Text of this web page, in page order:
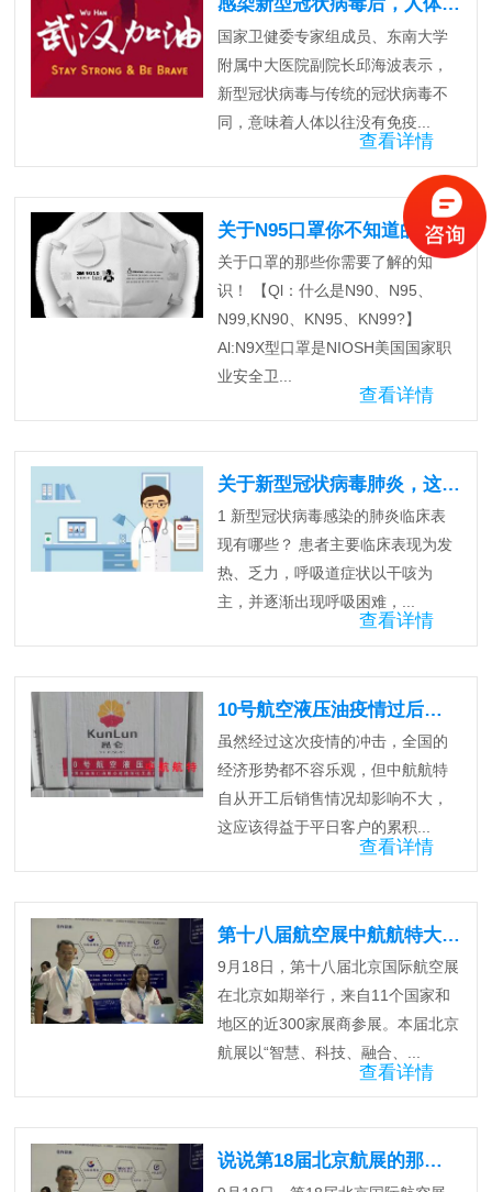
感染新型冠状病毒后，人体能否自愈？
国家卫健委专家组成员、东南大学
附属中大医院副院长邱海波表示，
新型冠状病毒与传统的冠状病毒不
同，意味着人体以往没有免疫...
查看详情
关于N95口罩你不知道的那些事
关于口罩的那些你需要了解的知
识！ 【Ql：什么是N90、N95、
N99,KN90、KN95、KN99?】
Al:N9X型口罩是NIOSH美国国家职
业安全卫...
查看详情
关于新型冠状病毒肺炎，这七点请牢记！
1 新型冠状病毒感染的肺炎临床表
现有哪些？ 患者主要临床表现为发
热、乏力，呼吸道症状以干咳为
主，并逐渐出现呼吸困难，...
查看详情
10号航空液压油疫情过后销量暴增
虽然经过这次疫情的冲击，全国的
经济形势都不容乐观，但中航航特
自从开工后销售情况却影响不大，
这应该得益于平日客户的累积...
查看详情
第十八届航空展中航航特大放异彩
9月18日，第十八届北京国际航空展
在北京如期举行，来自11个国家和
地区的近300家展商参展。本届北京
航展以“智慧、科技、融合、...
查看详情
说说第18届北京航展的那些明星们